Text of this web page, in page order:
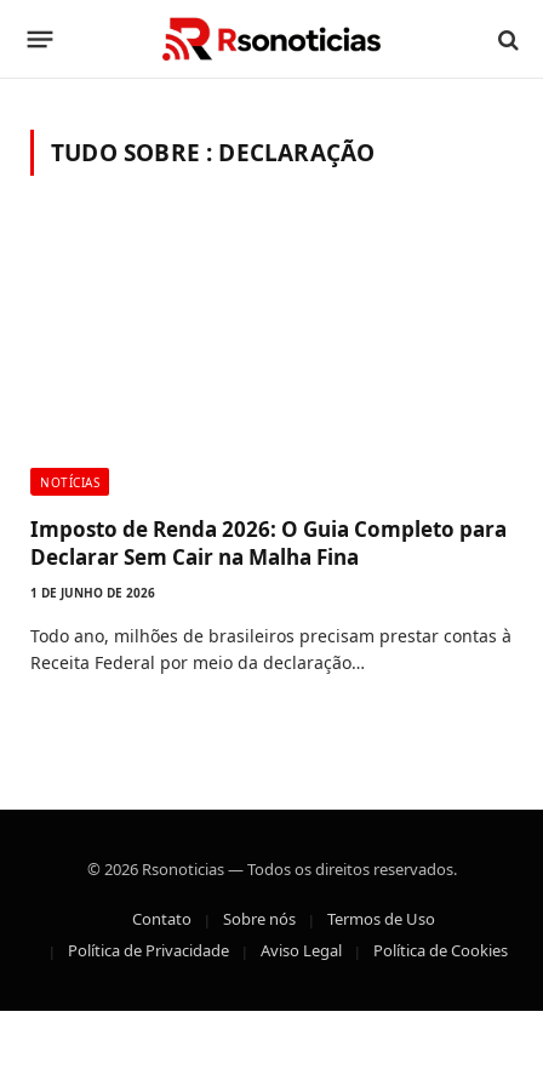
TUDO SOBRE : DECLARAÇÃO
NOTÍCIAS
Imposto de Renda 2026: O Guia Completo para
Declarar Sem Cair na Malha Fina
1 DE JUNHO DE 2026
Todo ano, milhões de brasileiros precisam prestar contas à
Receita Federal por meio da declaração…
© 2026 Rsonoticias — Todos os direitos reservados.
Contato Sobre nós
Termos de Uso
Política de Privacidade
Aviso Legal Política de Cookies